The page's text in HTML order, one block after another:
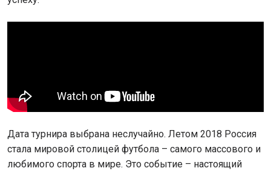
Дата турнира выбрана неслучайно. Летом 2018 Россия
стала мировой столицей футбола – самого массового и
любимого спорта в мире. Это событие – настоящий